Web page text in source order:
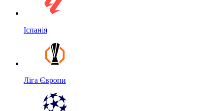
Іспанія
Ліга Європи